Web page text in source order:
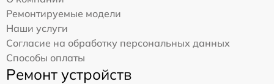
Ремонтируемые модели
Наши услуги
Согласие на обработку персональных данных
Способы оплаты
Ремонт устройств